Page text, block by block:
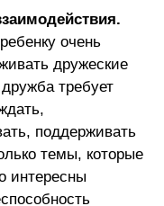
очень
дружеские
требует
поддерживать
темы, которые
интересны